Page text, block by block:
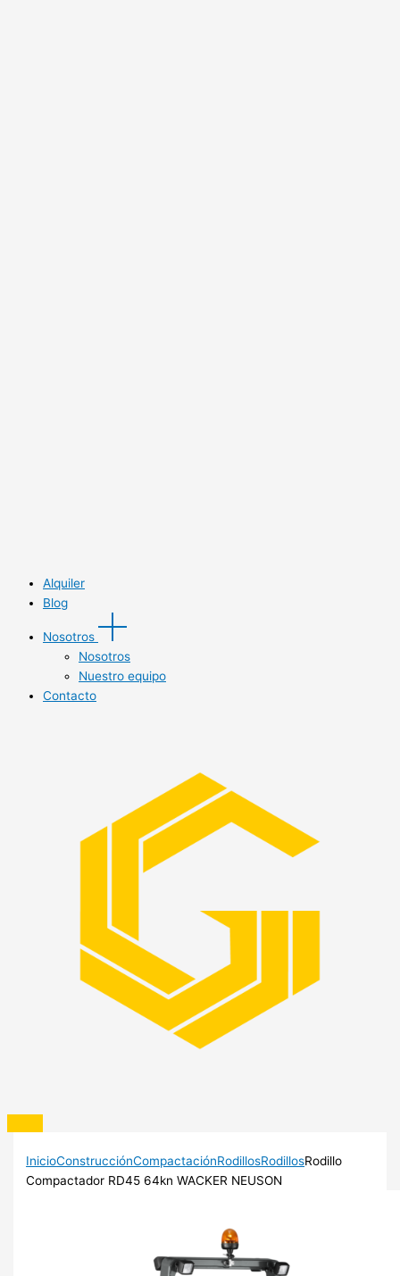
Alquiler
Blog
Nosotros
Nosotros
Nuestro equipo
Contacto
InicioConstrucciónCompactaciónRodillosRodillosRodillo
Compactador RD45 64kn WACKER NEUSON